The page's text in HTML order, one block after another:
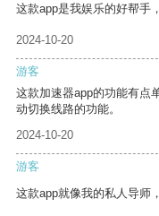
这款app是我娱乐的好帮手
2024-10-20
游客
这款加速器app的功能有点
动切换线路的功能。
2024-10-20
游客
这款app就像我的私人导师